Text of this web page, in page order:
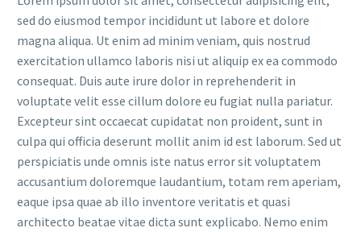
sed do eiusmod tempor incididunt ut labore et dolore
magna aliqua. Ut enim ad minim veniam, quis nostrud
exercitation ullamco laboris nisi ut aliquip ex ea commodo
consequat. Duis aute irure dolor in reprehenderit in
voluptate velit esse cillum dolore eu fugiat nulla pariatur.
Excepteur sint occaecat cupidatat non proident, sunt in
culpa qui officia deserunt mollit anim id est laborum. Sed ut
perspiciatis unde omnis iste natus error sit voluptatem
accusantium doloremque laudantium, totam rem aperiam,
eaque ipsa quae ab illo inventore veritatis et quasi
architecto beatae vitae dicta sunt explicabo. Nemo enim